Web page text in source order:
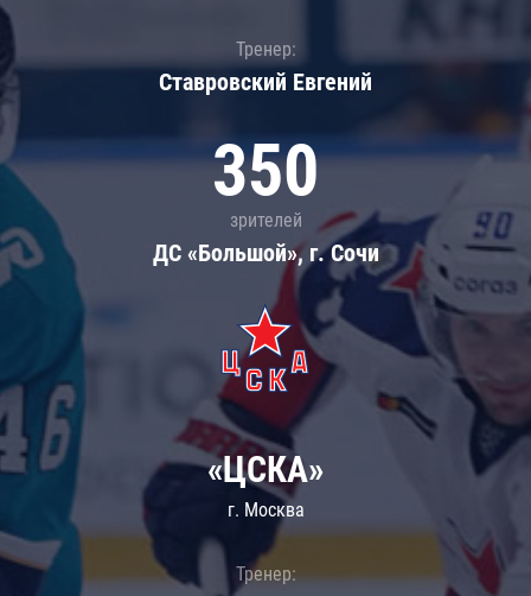
Тренер:
Ставровский Евгений
350
зрителей
ДС «Большой», г. Сочи
«ЦСКА»
г. Москва
Тренер: